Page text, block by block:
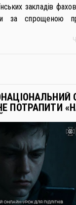
закладів
за спрощеною
що дає
цією
ПОТРАПИТИ